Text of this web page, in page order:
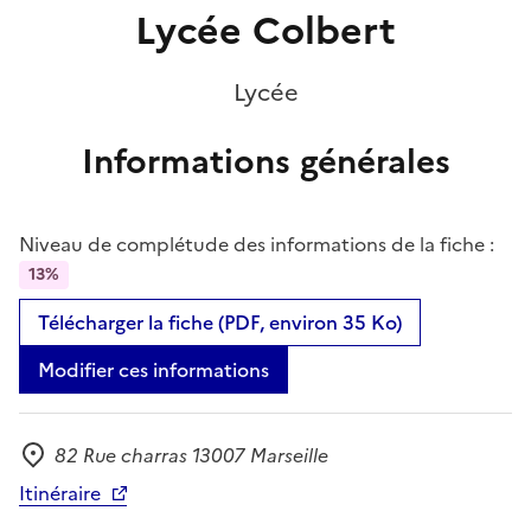
Lycée Colbert
Lycée
Informations générales
Niveau de complétude des informations de la fiche :
13%
Télécharger la fiche (PDF, environ 35 Ko)
Modifier ces informations
Adresse
82 Rue charras 13007 Marseille
Itinéraire